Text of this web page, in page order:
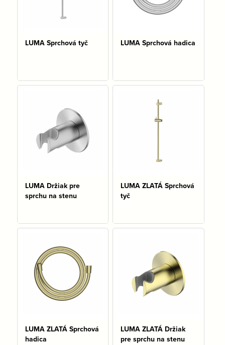
LUMA Sprchová tyč LUMA Sprchová hadica
LUMA Držiak pre
sprchu na stenu
LUMA ZLATÁ Sprchová
tyč
LUMA ZLATÁ Sprchová
hadica
LUMA ZLATÁ Držiak
pre sprchu na stenu